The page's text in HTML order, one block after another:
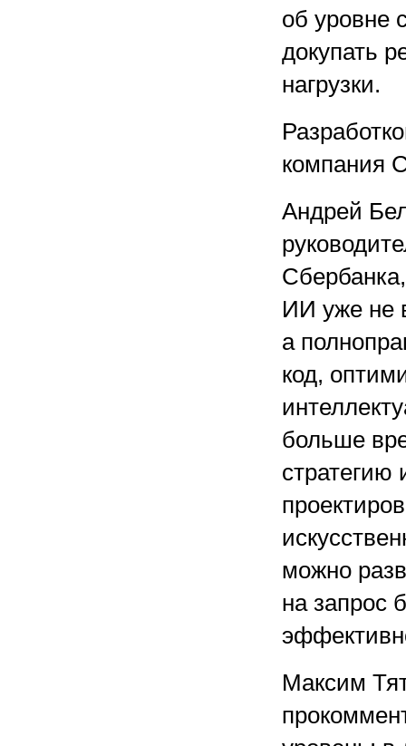
об уровне
докупать
нагрузки.
компания
Андрей
ИИ уже не
а
код,
больше
стратегию
можно
на запрос
Максим